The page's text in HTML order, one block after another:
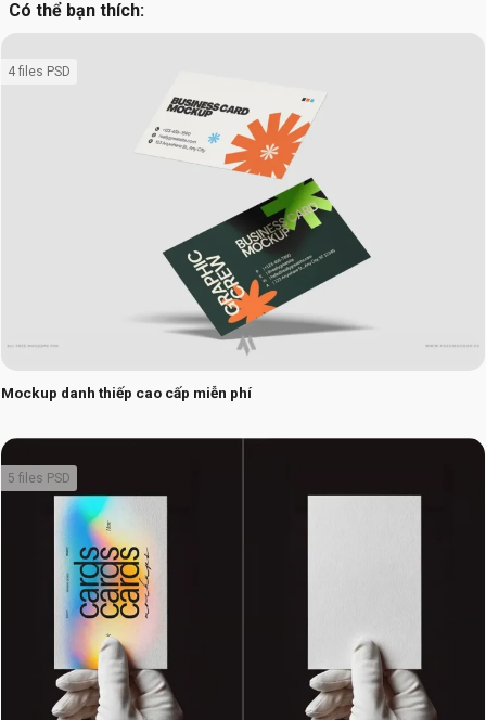
Có thể bạn thích:
Mockup danh thiếp cao cấp miễn phí
4 files PSD
5 files PSD